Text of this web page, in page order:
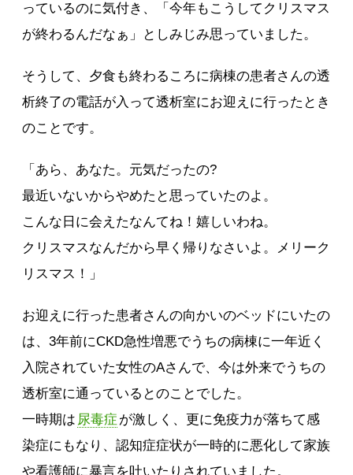
っているのに気付き、「今年もこうしてクリスマス
が終わるんだなぁ」としみじみ思っていました。
そうして、夕食も終わるころに病棟の患者さんの透
析終了の電話が入って透析室にお迎えに行ったとき
のことです。
「あら、あなた。元気だったの?
最近いないからやめたと思っていたのよ。
こんな日に会えたなんてね！嬉しいわね。
クリスマスなんだから早く帰りなさいよ。メリーク
リスマス！」
お迎えに行った患者さんの向かいのベッドにいたの
は、3年前にCKD急性増悪でうちの病棟に一年近く
入院されていた女性のAさんで、今は外来でうちの
透析室に通っているとのことでした。
一時期は 尿毒症 が激しく、更に免疫力が落ちて感
染症にもなり、認知症症状が一時的に悪化して家族
や看護師に暴言を吐いたりされていました。